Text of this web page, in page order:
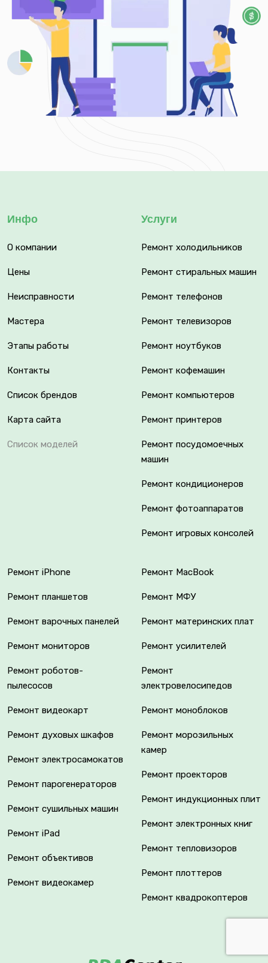
Инфо
О компании
Цены
Неисправности
Мастера
Этапы работы
Контакты
Список брендов
Карта сайта
Список моделей
Услуги
Ремонт холодильников
Ремонт стиральных машин
Ремонт телефонов
Ремонт телевизоров
Ремонт ноутбуков
Ремонт кофемашин
Ремонт компьютеров
Ремонт принтеров
Ремонт посудомоечных
машин
Ремонт кондиционеров
Ремонт фотоаппаратов
Ремонт игровых консолей
Ремонт iPhone
Ремонт планшетов
Ремонт варочных панелей
Ремонт мониторов
Ремонт роботов-
пылесосов
Ремонт видеокарт
Ремонт духовых шкафов
Ремонт электросамокатов
Ремонт парогенераторов
Ремонт сушильных машин
Ремонт iPad
Ремонт объективов
Ремонт видеокамер
Ремонт MacBook
Ремонт МФУ
Ремонт материнских плат
Ремонт усилителей
Ремонт
электровелосипедов
Ремонт моноблоков
Ремонт морозильных
камер
Ремонт проекторов
Ремонт индукционных плит
Ремонт электронных книг
Ремонт тепловизоров
Ремонт плоттеров
Ремонт квадрокоптеров